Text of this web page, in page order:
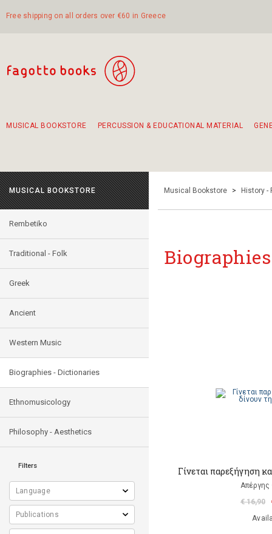
Free shipping on all orders over €60 in Greece
MUSICAL BOOKSTORE PERCUSSION & EDUCATIONAL MATERIAL
MUSICAL BOOKSTORE
Rembetiko
Traditional - Folk
Greek
Ancient
Western Music
Biographies - Dictionaries
Ethnomusicology
Philosophy - Aesthetics
Filters
Musical Bookstore > History -
Γίνεται παρεξήγηση
€ 16,90